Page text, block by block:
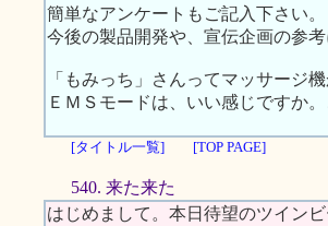
簡単なアンケートもご記入下さい。
今後の製品開発や、宣伝企画の参考
「もみっち」さんってマッサージ
ＥＭＳモードは、いい感じですか
[タイトル一覧] [TOP PAGE]
540. 来た来た
はじめまして。本日待望のツイン